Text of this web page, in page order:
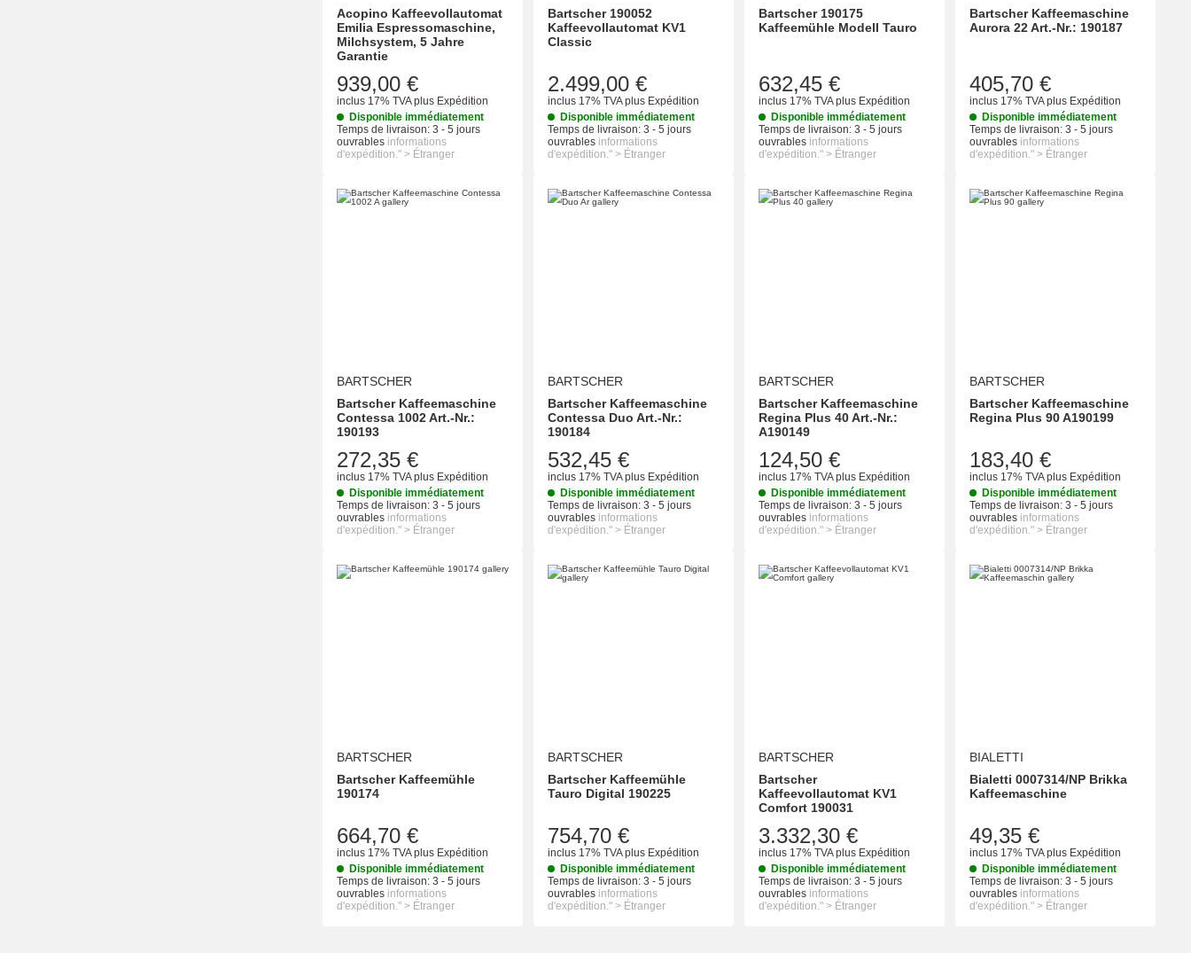
Acopino Kaffeevollautomat
Emilia Espressomaschine,
Milchsystem, 5 Jahre
Garantie
939,00 €
inclus 17% TVAplus Expédition
Disponible immédiatement
Temps de livraison: 3 - 5 jours
ouvrables informations
d'expédition." > Étranger
Bartscher 190052
Kaffeevollautomat KV1
Classic
2.499,00 €
inclus 17% TVAplus Expédition
Disponible immédiatement
Temps de livraison: 3 - 5 jours
ouvrables informations
d'expédition." > Étranger
Bartscher 190175
Kaffeemühle Modell Tauro
632,45 €
inclus 17% TVAplus Expédition
Disponible immédiatement
Temps de livraison: 3 - 5 jours
ouvrables informations
d'expédition." > Étranger
Bartscher Kaffeemaschine
Aurora 22 Art.-Nr.: 190187
405,70 €
inclus 17% TVAplus Expédition
Disponible immédiatement
Temps de livraison: 3 - 5 jours
ouvrables informations
d'expédition." > Étranger
BARTSCHER
Bartscher Kaffeemaschine
Contessa 1002 Art.-Nr.:
190193
272,35 €
inclus 17% TVAplus Expédition
Disponible immédiatement
Temps de livraison: 3 - 5 jours
ouvrables informations
d'expédition." > Étranger
BARTSCHER
Bartscher Kaffeemaschine
Contessa Duo Art.-Nr.:
190184
532,45 €
inclus 17% TVAplus Expédition
Disponible immédiatement
Temps de livraison: 3 - 5 jours
ouvrables informations
d'expédition." > Étranger
BARTSCHER
Bartscher Kaffeemaschine
Regina Plus 40 Art.-Nr.:
A190149
124,50 €
inclus 17% TVAplus Expédition
Disponible immédiatement
Temps de livraison: 3 - 5 jours
ouvrables informations
d'expédition." > Étranger
BARTSCHER
Bartscher Kaffeemaschine
Regina Plus 90 A190199
183,40 €
inclus 17% TVAplus Expédition
Disponible immédiatement
Temps de livraison: 3 - 5 jours
ouvrables informations
d'expédition." > Étranger
BARTSCHER
Bartscher Kaffeemühle
190174
664,70 €
inclus 17% TVAplus Expédition
Disponible immédiatement
Temps de livraison: 3 - 5 jours
ouvrables informations
d'expédition." > Étranger
BARTSCHER
Bartscher Kaffeemühle
Tauro Digital 190225
754,70 €
inclus 17% TVAplus Expédition
Disponible immédiatement
Temps de livraison: 3 - 5 jours
ouvrables informations
d'expédition." > Étranger
BARTSCHER
Bartscher
Kaffeevollautomat KV1
Comfort 190031
3.332,30 €
inclus 17% TVAplus Expédition
Disponible immédiatement
Temps de livraison: 3 - 5 jours
ouvrables informations
d'expédition." > Étranger
BIALETTI
Bialetti 0007314/NP Brikka
Kaffeemaschine
49,35 €
inclus 17% TVAplus Expédition
Disponible immédiatement
Temps de livraison: 3 - 5 jours
ouvrables informations
d'expédition." > Étranger